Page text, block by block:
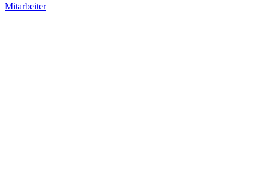
Mitarbeiter